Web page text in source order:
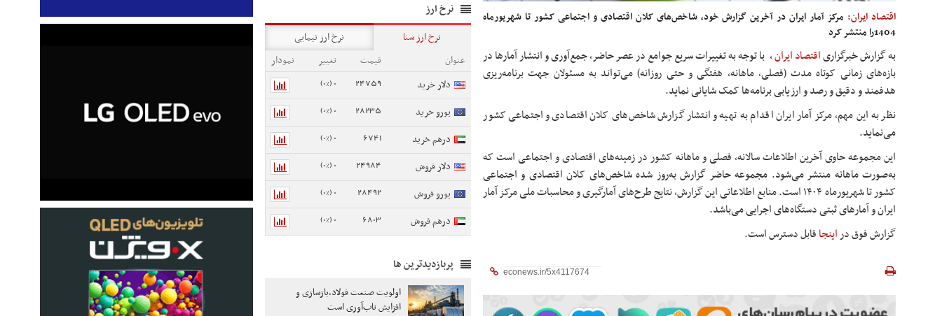
اقتصاد ایران: مرکز آمار ایران در آخرین گزارش خود، شاخص‌­های کلان اقتصادی و اجتماعی کشور تا شهریور­ماه
1404را منتشر کرد
به گزارش خبرگزاریاقتصاد ایران، با توجه به تغییرات سریع جوامع در عصر حاضر، جمع‌آوری و انتشار آمارها در
بازه‌های زمانی کوتاه مدت (فصلی، ماهانه، هفتگی و حتی روزانه) می‌تواند به مسئولان جهت برنامه‌ریزی
هدفمند و دقیق و رصد و ارزیابی برنامه‌ها کمک شایانی نماید.
نظر به این مهم، مرکز آمار ایران اقدام به تهیه و انتشار گزارش شاخص‌های کلان اقتصادی و اجتماعی کشور
می‌نماید.
این مجموعه حاوی آخرین اطلاعات سالانه، فصلی و ماهانه کشور در زمینه‌های اقتصادی و اجتماعی است که
به‌صورت ماهانه منتشر می‌شود. مجموعه حاضر گزارش به‌روز شده شاخص‌های کلان اقتصادی و اجتماعی
کشور تا شهریورماه ۱۴۰۴ است. منابع اطلاعاتی این گزارش، نتایج طرح‌های آمارگیری و محاسبات ملی مرکز آمار
ایران و آمارهایثبتیدستگاه‌های اجرایی می‌باشد.
گزارش فوق دراینجاقابل دسترس است.
نرخ ارز
نرخ ارز سنا
نرخ ارز نیمایی
عنوان
قیمت تغییر
نمودار
دلار خرید
24759
0 (0%)
یورو خرید 28235
0 (0%)
درهم خرید 6741
0 (0%)
دلار فروش 24984
0 (0%)
یورو فروش 28492
0 (0%)
درهم فروش 6803
0 (0%)
پربازدیدترین ها
اولویت صنعت فولاد،بازسازی و
افزایش تاب‌آوری است